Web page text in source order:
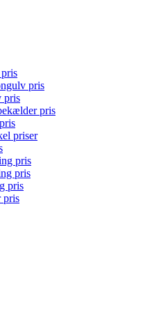
pris
pris
pris
priser
pris
pris
pris
pris